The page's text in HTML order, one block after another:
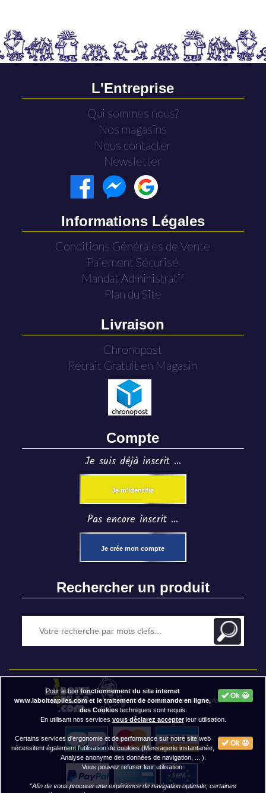
L'Entreprise
Qui sommes nous?
Nos magasins
Nous contacter
Newsletter
Informations Légales
Conditions Générales de Vente
Paiement Sécurisé
Mandat Administratif
Plan du Site
Livraison
Chronopost
Retrait Gratuit en Magasin
Compte
Je suis déjà inscrit ...
Je m'identifie
Pas encore inscrit ...
Je crée mon compte
Rechercher un produit
2020 BAP ⓒ - Mentions légales
Ok 😀
Pour le bonfonctionnement du site internet
www.laboiteapiles.com et le traitement de commande en ligne,
des Cookiestechniques sont requis.
En utilisant nos services vous déclarez accepterleur utilisation.
Ok 😟
Certains services d'ergonomie et de performance sur notre site web
nécessitent également l'utilisation de cookies (Messagerie instantanée,
Analyse anonyme des données de navigation, ... ).
Vous pouvez refuser leur utilisation.
"Afin de vous procurer une expérience de navigation optimale, certaines